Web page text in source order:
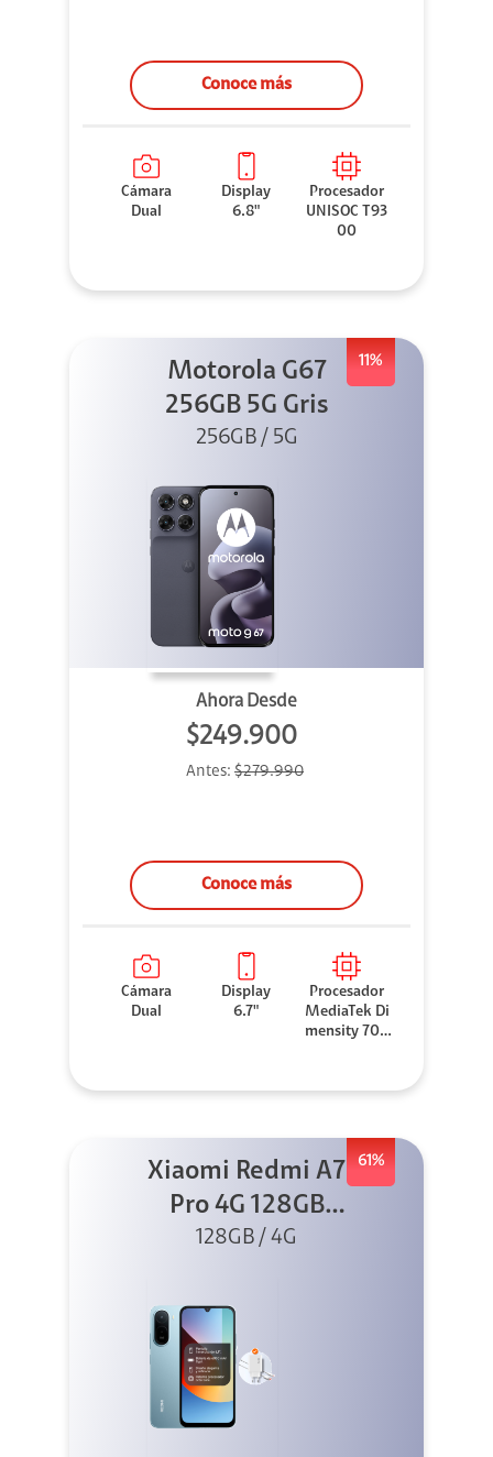
Conoce más
Cámara
Dual
Display
6.8"
Procesador
UNISOC T93
00
11%
Motorola G67
256GB 5G Gris
256GB / 5G
Ahora Desde
$249.900
Antes: $279.990
Conoce más
Cámara
Dual
Display
6.7"
Procesador
MediaTek Di
mensity 706
61%
Xiaomi Redmi A7
Pro 4G 128GB
Azul + Cargador
128GB / 4G